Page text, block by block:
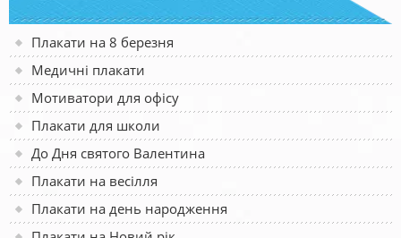
Плакати на 8 березня
Медичні плакати
Мотиватори для офісу
Плакати для школи
До Дня святого Валентина
Плакати на весілля
Плакати на день народження